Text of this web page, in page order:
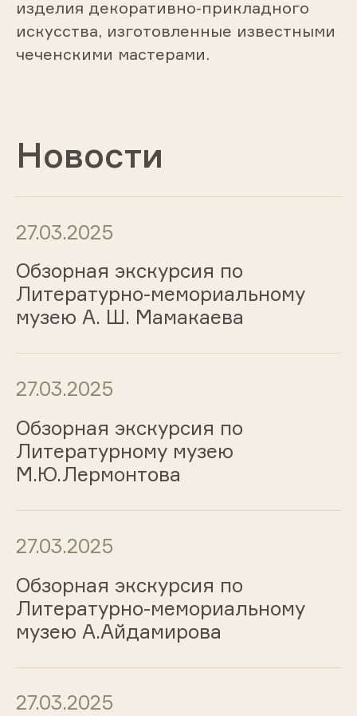
изделия декоративно-прикладного
искусства, изготовленные известными
чеченскими мастерами.
Новости
27.03.2025
Обзорная экскурсия по
Литературно-мемориальному
музею А. Ш. Мамакаева
27.03.2025
Обзорная экскурсия по
Литературному музею
М.Ю.Лермонтова
27.03.2025
Обзорная экскурсия по
Литературно-мемориальному
музею А.Айдамирова
27.03.2025